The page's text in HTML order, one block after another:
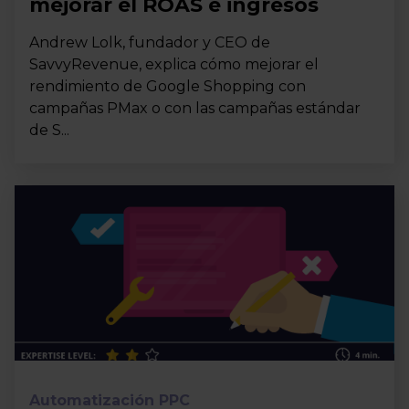
mejorar el ROAS e ingresos
Andrew Lolk, fundador y CEO de
SavvyRevenue, explica cómo mejorar el
rendimiento de Google Shopping con
campañas PMax o con las campañas estándar
de S...
Automatización PPC